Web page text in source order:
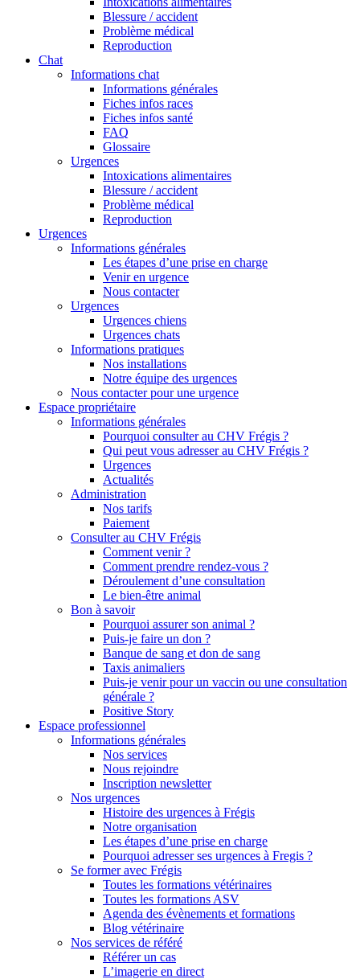
Blessure / accident
Problème médical
Reproduction
Chat
Informations chat
Informations générales
Fiches infos races
Fiches infos santé
FAQ
Glossaire
Urgences
Intoxications alimentaires
Blessure / accident
Problème médical
Reproduction
Urgences
Informations générales
Les étapes d’une prise en charge
Venir en urgence
Nous contacter
Urgences
Urgences chiens
Urgences chats
Informations pratiques
Nos installations
Notre équipe des urgences
Nous contacter pour une urgence
Espace propriétaire
Informations générales
Pourquoi consulter au CHV Frégis ?
Qui peut vous adresser au CHV Frégis ?
Urgences
Actualités
Administration
Nos tarifs
Paiement
Consulter au CHV Frégis
Comment venir ?
Comment prendre rendez-vous ?
Déroulement d’une consultation
Le bien-être animal
Bon à savoir
Pourquoi assurer son animal ?
Puis-je faire un don ?
Banque de sang et don de sang
Taxis animaliers
Puis-je venir pour un vaccin ou une consultation
générale ?
Positive Story
Espace professionnel
Informations générales
Nos services
Nous rejoindre
Inscription newsletter
Nos urgences
Histoire des urgences à Frégis
Notre organisation
Les étapes d’une prise en charge
Pourquoi adresser ses urgences à Fregis ?
Se former avec Frégis
Toutes les formations vétérinaires
Toutes les formations ASV
Agenda des évènements et formations
Blog vétérinaire
Nos services de référé
Référer un cas
L’imagerie en direct